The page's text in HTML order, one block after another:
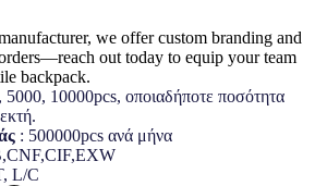
we offer custom branding and
out today to equip your team
backpack.
10000pcs, οποιαδήποτε ποσότητα
: 500000pcs ανά μήνα
L/C